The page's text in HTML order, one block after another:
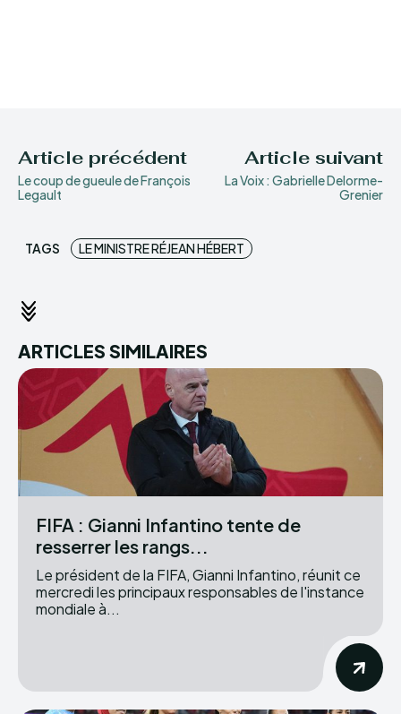
Article précédent
Le coup de gueule de François
Legault
Article suivant
La Voix : Gabrielle Delorme-
Grenier
TAGS LE MINISTRE RÉJEAN HÉBERT
ARTICLES SIMILAIRES
FIFA : Gianni Infantino tente de
resserrer les rangs...
Le président de la FIFA, Gianni Infantino, réunit ce
mercredi les principaux responsables de l'instance
mondiale à...